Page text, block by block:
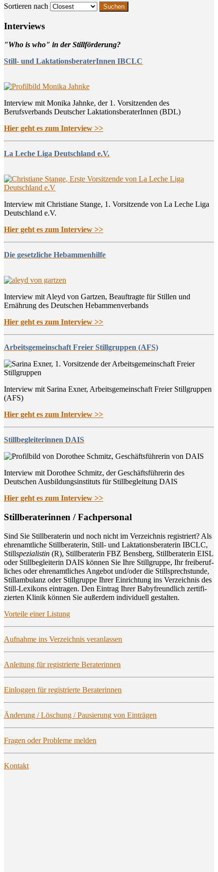
Sortieren nach
Inter­views
"Who is who" in der Stillförderung?
Still- und LaktationsberaterInnen IBCLC
Interview mit Monika Jahnke, der 1. Vorsitzenden des
Berufsverbands Deutscher LaktationsberaterInnen (BDL)
Hier geht es zum Interview >>
La Leche Liga Deutschland e.V.
Interview mit Christiane Stange, 1. Vorsitzende von La Leche Liga
Deutschland e.V.
Hier geht es zum Interview >>
Die gesetzliche Hebammenhilfe
Interview mit Aleyd von Gartzen, Beauftragte für Stillen und
Ernährung des Deutschen Hebammenverbands
Hier geht es zum Interview >>
Arbeitsgemeinschaft Freier Stillgruppen (AFS)
Interview mit Sarina Exner, Arbeitsgemeinschaft Freier Stillgruppen
(AFS)
Hier geht es zum Interview >>
Stillbegleiterinnen DAIS
Interview mit Dorothee Schmitz, der Geschäftsführerin des
Deutschen Ausbildungsinstituts für Stillbegleitung DAIS
Hier geht es zum Interview >>
Still­be­ra­te­rin­nen / Fachpersonal
Sind Sie Still­be­ra­te­rin und noch nicht im Ver­zeich­nis regis­triert? Als
ehren­amt­li­che Still­be­ra­te­rin, Still- und Lak­ta­ti­ons­be­ra­te­rin IBCLC,
Stillspe­zia­lis­tin (R), Still­be­ra­te­rin FBZ Bens­berg, Still­be­ra­te­rin EISL
oder Still­be­glei­te­rin DAIS kön­nen Sie Ihre Still­grup­pe, Ihr frei­be­ruf­
li­ches oder ehren­amt­li­ches Ange­bot und/oder die Still­sprech­stun­de,
Still­am­bu­lanz oder Still­grup­pe Ihrer Ein­rich­tung ins Ver­zeich­nis des
Still-Lexi­kons ein­tra­gen. Den Ein­trag Ihrer Baby­freund­lich zer­ti­fi­
zier­ten Kli­nik kön­nen Sie außer­dem indi­vi­du­ell gestalten.
Vor­tei­le einer Listung
Auf­nah­me ins Ver­zeich­nis veranlassen
Anlei­tung für regis­trier­te Beraterinnen
Ein­log­gen für regis­trier­te Beraterinnen
Ände­rung / Löschung / Pau­sie­rung von Einträgen
Fra­gen oder Pro­ble­me melden
Kon­takt